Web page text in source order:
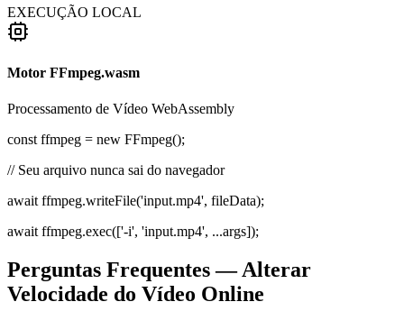
EXECUÇÃO LOCAL
Motor FFmpeg.wasm
Processamento de Vídeo WebAssembly
const ffmpeg = new FFmpeg();
// Seu arquivo nunca sai do navegador
await ffmpeg.writeFile('input.mp4', fileData);
await ffmpeg.exec(['-i', 'input.mp4', ...args]);
Perguntas Frequentes — Alterar
Velocidade do Vídeo Online